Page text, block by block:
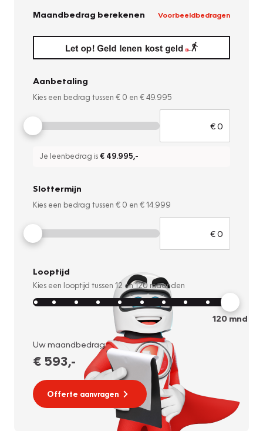
Maandbedrag berekenen Voorbeeldbedragen
Aanbetaling
Kies een bedrag tussen € 0 en € 49.995
Je leenbedrag is€ 49.995,-
Slottermijn
Kies een bedrag tussen € 0 en € 14.999
Looptijd
Kies een looptijd tussen 12 en120 maanden
120mnd
Uw maandbedrag:
€ 593,-
Offerte aanvragen